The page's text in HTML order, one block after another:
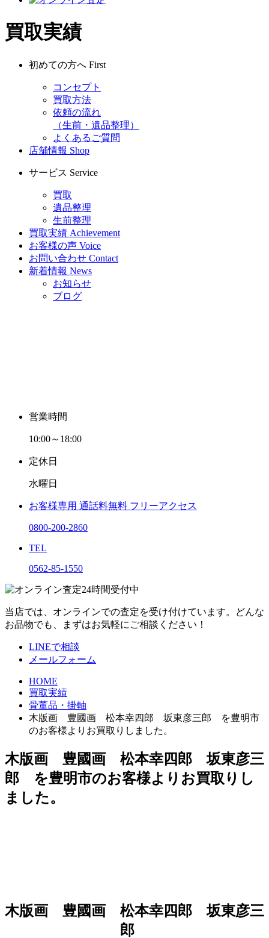
買取実績
初めての方へ First
コンセプト
買取方法
依頼の流れ
（生前・遺品整理）
よくあるご質問
店舗情報 Shop
サービス Service
買取
遺品整理
生前整理
買取実績 Achievement
お客様の声 Voice
お問い合わせ Contact
新着情報 News
お知らせ
ブログ
営業時間
10:00～18:00
定休日
水曜日
お客様専用 通話料無料 フリーアクセス
0800-200-2860
TEL
0562-85-1550
当店では、オンラインでの査定を受け付けています。どんな
お品物でも、まずはお気軽にご相談ください！
LINEで相談
メールフォーム
HOME
買取実績
骨董品・掛軸
木版画 豊國画 松本幸四郎 坂東彦三郎 を豊明市
のお客様よりお買取りしました。
木版画 豊國画 松本幸四郎 坂東彦三
郎 を豊明市のお客様よりお買取りし
ました。
木版画 豊國画 松本幸四郎 坂東彦三
郎